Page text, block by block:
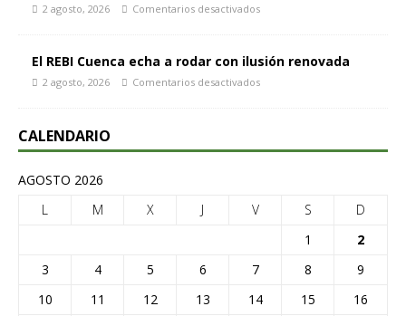
2 agosto, 2026 Comentarios desactivados
El REBI Cuenca echa a rodar con ilusión renovada
2 agosto, 2026 Comentarios desactivados
CALENDARIO
AGOSTO 2026
L
M X J V S
D
1
2
3
4 5 6 7 8
9
10
11 12 13 14 15
16